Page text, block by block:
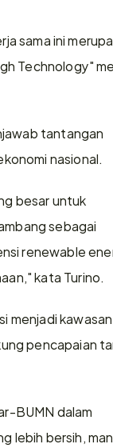
sama ini
Technology"
tantangan
nasional.
besar untuk
sebagai
renewable
kata Turino.
menjadi kawasan
pencapaian
BUMN dalam
lebih bersih,